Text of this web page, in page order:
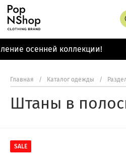
осенней коллекции!
Главная / Каталог одежды /
Штаны в
SALE